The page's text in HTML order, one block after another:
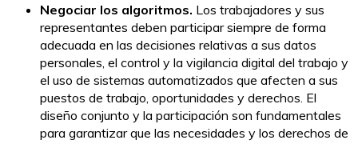
Negociar los algoritmos. Los trabajadores y sus
representantes deben participar siempre de forma
adecuada en las decisiones relativas a sus datos
personales, el control y la vigilancia digital del trabajo y
el uso de sistemas automatizados que afecten a sus
puestos de trabajo, oportunidades y derechos. El
diseño conjunto y la participación son fundamentales
para garantizar que las necesidades y los derechos de